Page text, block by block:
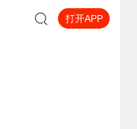
打开APP